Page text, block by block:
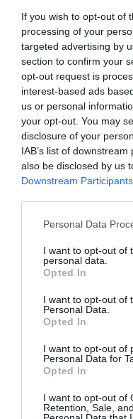
If you wish to opt-out of
processing of your
targeted advertising by
section to confirm your
opt-out request is
interest-based ads
us or personal
your opt-out. You may
disclosure of your
IAB’s list of
also be disclosed by us
Downstream Participants
Please note that this
not limited to your visit
grant or deny consent
use your data for below
consent section.
Personal Data
I want to opt-out of
personal data.
Opted In
I want to opt-out of
Personal Data.
Opted In
I want to opt-out of
Personal Data for
Opted In
I want to opt-out of
Retention, Sale,
ΕΛΛΑΔΑ
“Ο θάνατος με
Συγκλονίζει η
γνωρίζουν οι
Είχε γίνει και άλλη
του σκληρού ποινικού